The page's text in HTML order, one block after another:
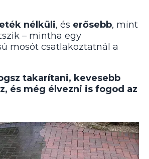
nélküli, és erősebb, mint
– mintha egy
mosót csatlakoztatnál a
takarítani, kevesebb
és még élvezni is fogod az